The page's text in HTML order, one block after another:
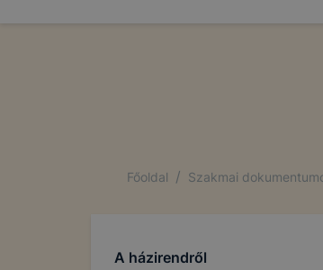
Főoldal / Szakmai
A házirendről